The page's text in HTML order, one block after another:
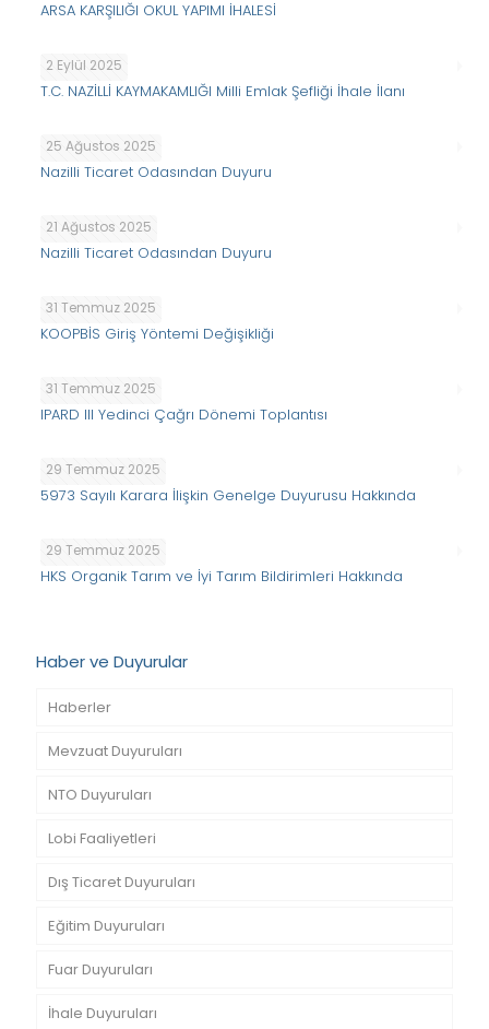
ARSA KARŞILIĞI OKUL YAPIMI İHALESİ
2 Eylül 2025
T.C. NAZİLLİ KAYMAKAMLIĞI Milli Emlak Şefliği İhale İlanı
25 Ağustos 2025
Nazilli Ticaret Odasından Duyuru
21 Ağustos 2025
Nazilli Ticaret Odasından Duyuru
31 Temmuz 2025
KOOPBİS Giriş Yöntemi Değişikliği
31 Temmuz 2025
IPARD III Yedinci Çağrı Dönemi Toplantısı
29 Temmuz 2025
5973 Sayılı Karara İlişkin Genelge Duyurusu Hakkında
29 Temmuz 2025
HKS Organik Tarım ve İyi Tarım Bildirimleri Hakkında
Haber ve Duyurular
Haberler
Mevzuat Duyuruları
NTO Duyuruları
Lobi Faaliyetleri
Dış Ticaret Duyuruları
Eğitim Duyuruları
Fuar Duyuruları
İhale Duyuruları